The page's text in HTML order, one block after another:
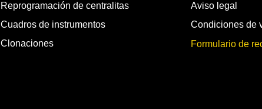
Reprogramación de centralitas
Cuadros de instrumentos
Clonaciones
Aviso legal
Condiciones de
Formulario de